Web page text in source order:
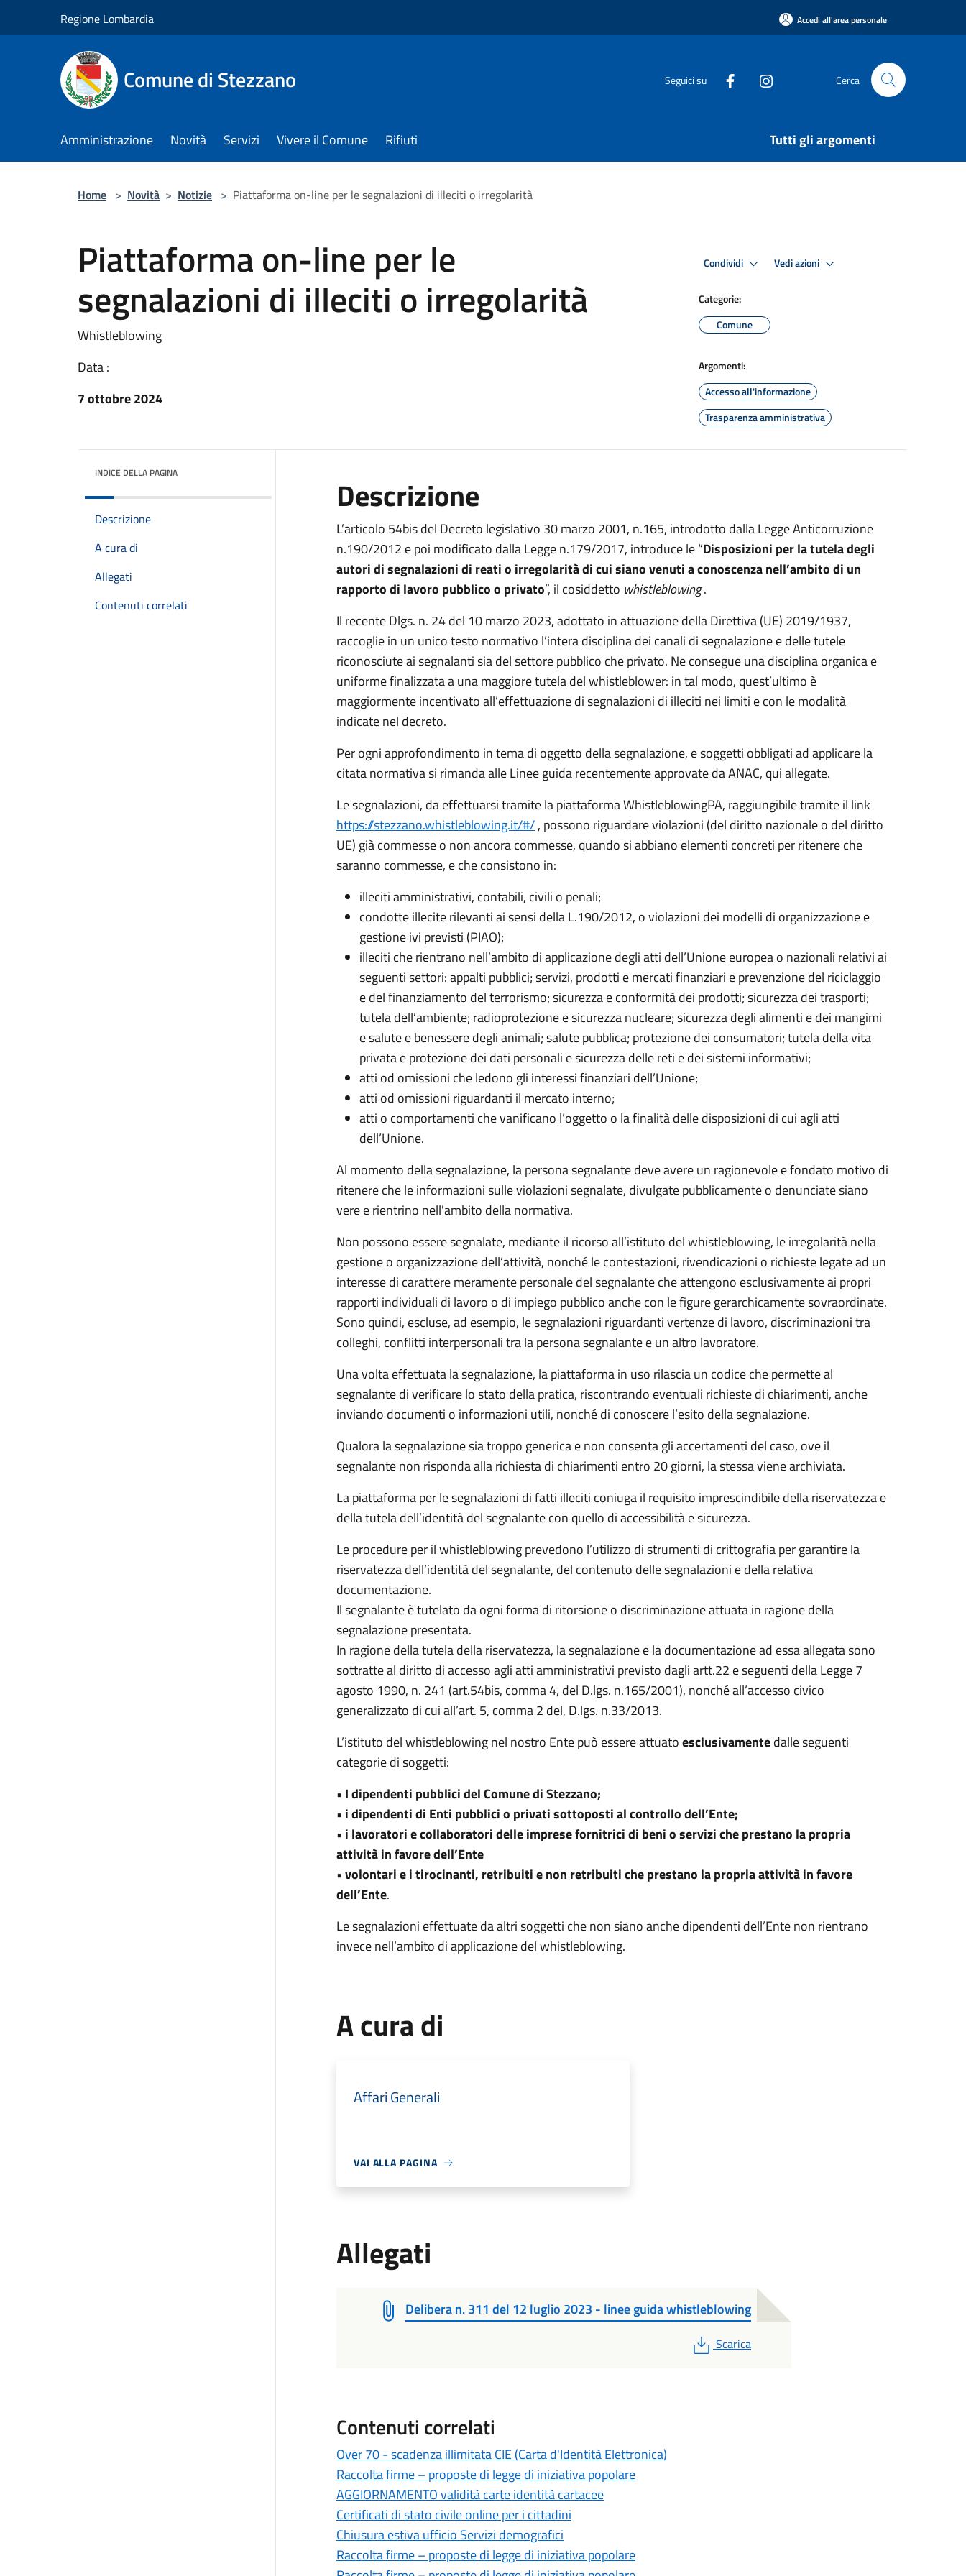
Regione Lombardia Accedi all'area personale
Comune di Stezzano Seguici su Cerca
Amministrazione Novità Servizi Vivere il Comune Rifiuti Tutti gli argomenti
Home > Novità > Notizie > Piattaforma on-line per le segnalazioni di illeciti o irregolarità
Piattaforma on-line per le
segnalazioni di illeciti o irregolarità
Whistleblowing
Data :
7 ottobre 2024
Condividi Vedi azioni
Categorie:
Comune
Argomenti:
Accesso all'informazione
Trasparenza amministrativa
INDICE DELLA PAGINA
Descrizione
A cura di
Allegati
Contenuti correlati
Descrizione
L’articolo 54bis del Decreto legislativo 30 marzo 2001, n.165, introdotto dalla Legge Anticorruzione
n.190/2012 e poi modificato dalla Legge n.179/2017, introduce le “Disposizioni per la tutela degli
autori di segnalazioni di reati o irregolarità di cui siano venuti a conoscenza nell’ambito di un
rapporto di lavoro pubblico o privato”, il cosiddetto whistleblowing.
Il recente Dlgs. n. 24 del 10 marzo 2023, adottato in attuazione della Direttiva (UE) 2019/1937,
raccoglie in un unico testo normativo l’intera disciplina dei canali di segnalazione e delle tutele
riconosciute ai segnalanti sia del settore pubblico che privato. Ne consegue una disciplina organica e
uniforme finalizzata a una maggiore tutela del whistleblower: in tal modo, quest’ultimo è
maggiormente incentivato all’effettuazione di segnalazioni di illeciti nei limiti e con le modalità
indicate nel decreto.
Per ogni approfondimento in tema di oggetto della segnalazione, e soggetti obbligati ad applicare la
citata normativa si rimanda alle Linee guida recentemente approvate da ANAC, qui allegate.
Le segnalazioni, da effettuarsi tramite la piattaforma WhistleblowingPA, raggiungibile tramite il link
https://stezzano.whistleblowing.it/#/, possono riguardare violazioni (del diritto nazionale o del diritto
UE) già commesse o non ancora commesse, quando si abbiano elementi concreti per ritenere che
saranno commesse, e che consistono in:
illeciti amministrativi, contabili, civili o penali;
condotte illecite rilevanti ai sensi della L.190/2012, o violazioni dei modelli di organizzazione e
gestione ivi previsti (PIAO);
illeciti che rientrano nell’ambito di applicazione degli atti dell’Unione europea o nazionali relativi ai
seguenti settori: appalti pubblici; servizi, prodotti e mercati finanziari e prevenzione del riciclaggio
e del finanziamento del terrorismo; sicurezza e conformità dei prodotti; sicurezza dei trasporti;
tutela dell’ambiente; radioprotezione e sicurezza nucleare; sicurezza degli alimenti e dei mangimi
e salute e benessere degli animali; salute pubblica; protezione dei consumatori; tutela della vita
privata e protezione dei dati personali e sicurezza delle reti e dei sistemi informativi;
atti od omissioni che ledono gli interessi finanziari dell’Unione;
atti od omissioni riguardanti il mercato interno;
atti o comportamenti che vanificano l’oggetto o la finalità delle disposizioni di cui agli atti
dell’Unione.
Al momento della segnalazione, la persona segnalante deve avere un ragionevole e fondato motivo di
ritenere che le informazioni sulle violazioni segnalate, divulgate pubblicamente o denunciate siano
vere e rientrino nell'ambito della normativa.
Non possono essere segnalate, mediante il ricorso all’istituto del whistleblowing, le irregolarità nella
gestione o organizzazione dell’attività, nonché le contestazioni, rivendicazioni o richieste legate ad un
interesse di carattere meramente personale del segnalante che attengono esclusivamente ai propri
rapporti individuali di lavoro o di impiego pubblico anche con le figure gerarchicamente sovraordinate.
Sono quindi, escluse, ad esempio, le segnalazioni riguardanti vertenze di lavoro, discriminazioni tra
colleghi, conflitti interpersonali tra la persona segnalante e un altro lavoratore.
Una volta effettuata la segnalazione, la piattaforma in uso rilascia un codice che permette al
segnalante di verificare lo stato della pratica, riscontrando eventuali richieste di chiarimenti, anche
inviando documenti o informazioni utili, nonché di conoscere l’esito della segnalazione.
Qualora la segnalazione sia troppo generica e non consenta gli accertamenti del caso, ove il
segnalante non risponda alla richiesta di chiarimenti entro 20 giorni, la stessa viene archiviata.
La piattaforma per le segnalazioni di fatti illeciti coniuga il requisito imprescindibile della riservatezza e
della tutela dell’identità del segnalante con quello di accessibilità e sicurezza.
Le procedure per il whistleblowing prevedono l’utilizzo di strumenti di crittografia per garantire la
riservatezza dell’identità del segnalante, del contenuto delle segnalazioni e della relativa
documentazione.
Il segnalante è tutelato da ogni forma di ritorsione o discriminazione attuata in ragione della
segnalazione presentata.
In ragione della tutela della riservatezza, la segnalazione e la documentazione ad essa allegata sono
sottratte al diritto di accesso agli atti amministrativi previsto dagli artt.22 e seguenti della Legge 7
agosto 1990, n. 241 (art.54bis, comma 4, del D.lgs. n.165/2001), nonché all’accesso civico
generalizzato di cui all’art. 5, comma 2 del, D.lgs. n.33/2013.
L’istituto del whistleblowing nel nostro Ente può essere attuatoesclusivamentedalle seguenti
categorie di soggetti:
• I dipendenti pubblici del Comune di Stezzano;
• i dipendenti di Enti pubblici o privati sottoposti al controllo dell’Ente;
• i lavoratori e collaboratori delle imprese fornitrici di beni o servizi che prestano la propria
attività in favore dell’Ente
• volontari e i tirocinanti, retribuiti e non retribuiti che prestano la propria attività in favore
dell’Ente.
Le segnalazioni effettuate da altri soggetti che non siano anche dipendenti dell’Ente non rientrano
invece nell’ambito di applicazione del whistleblowing.
A cura di
Affari Generali
VAI ALLA PAGINA
Allegati
Delibera n. 311 del 12 luglio 2023 - linee guida whistleblowing
PDF
Scarica
Contenuti correlati
Over 70 - scadenza illimitata CIE (Carta d'Identità Elettronica)
Raccolta firme – proposte di legge di iniziativa popolare
AGGIORNAMENTO validità carte identità cartacee
Certificati di stato civile online per i cittadini
Chiusura estiva ufficio Servizi demografici
Raccolta firme – proposte di legge di iniziativa popolare